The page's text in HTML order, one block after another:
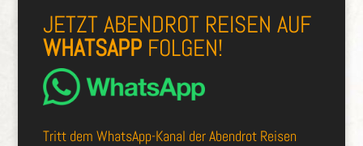
JETZT ABENDROT REISEN AUF
WHATSAPPFOLGEN!
Tritt dem WhatsApp-Kanal der Abendrot Reisen